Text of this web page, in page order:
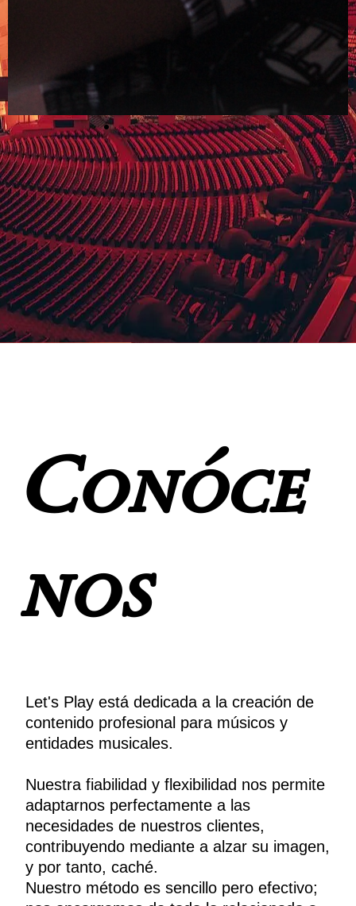
Conóce
nos
Let's Play está dedicada a la creación de
contenido profesional para músicos y
entidades musicales.
Nuestra fiabilidad y flexibilidad nos permite
adaptarnos perfectamente a las
necesidades de nuestros clientes,
contribuyendo mediante a alzar su imagen,
y por tanto, caché.
Nuestro método es sencillo pero efectivo;